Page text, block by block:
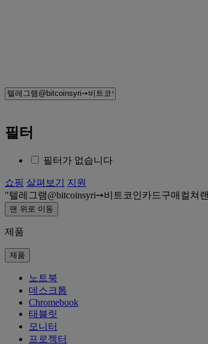
필터
필터가 없습니다
쇼핑 살펴보기
지원
텔레그램@bitcoinsyri➙비트코인카드구매컬쳐
맨 위로 이동
제품
제품
노트북
데스크톱
Chromebook
태블릿
모니터
프로젝터